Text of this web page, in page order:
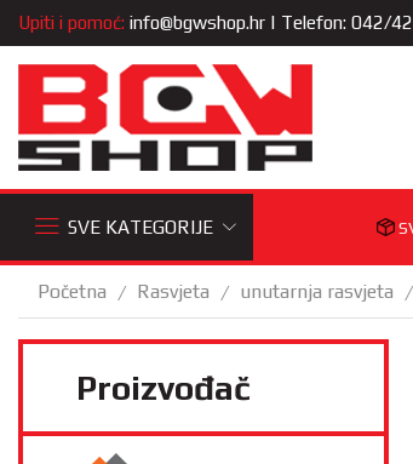
Upiti i pomoć: info@bgwshop.hr | Telefon: 042/
SVE KATEGORIJE
Početna / Rasvjeta / unutarnja rasvjeta /
Proizvođač